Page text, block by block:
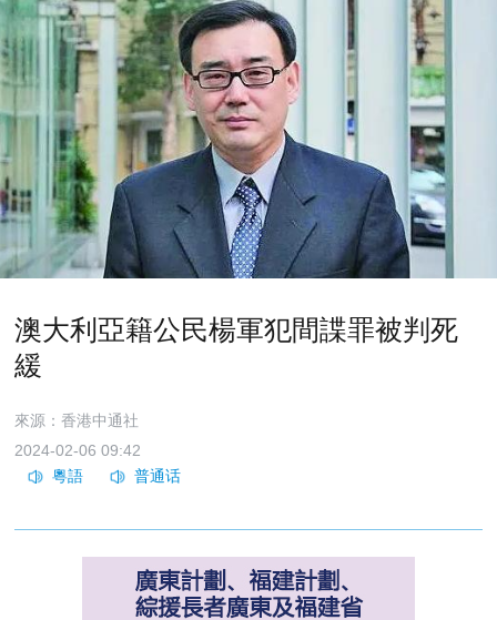
澳大利亞籍公民楊軍犯間諜罪被判死
緩
來源：香港中通社
2024-02-06 09:42